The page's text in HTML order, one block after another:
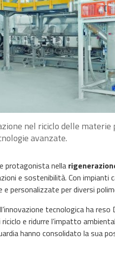
nel riciclo delle
avanzate.
protagonista nella
e sostenibilità. Con impianti
personalizzate per diversi
tecnologica ha
e ridurre l’impatto
hanno consolidato la sua